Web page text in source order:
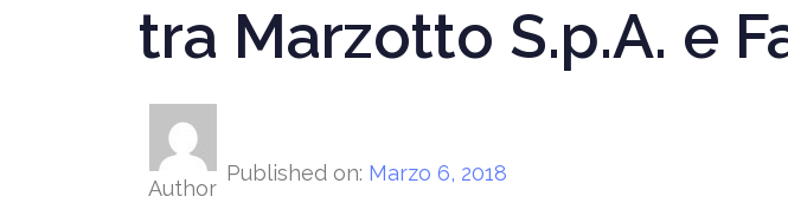
tra Marzotto S.p.A. e
Author
Published on: Marzo 6, 2018